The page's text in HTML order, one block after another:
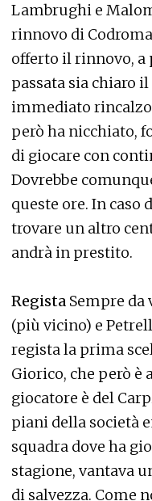
Lambrughi e
rinnovo di
offerto il rinnovo, a
passata sia chiaro
immediato
però ha nicchiato,
di giocare con
Dovrebbe
queste ore. In caso
trovare un altro
andrà in prestito.
Regista Sempre
(più vicino) e
regista la prima
Giorico, che però
giocatore è del
piani della società
squadra dove ha
stagione, vantava
di salvezza. Come